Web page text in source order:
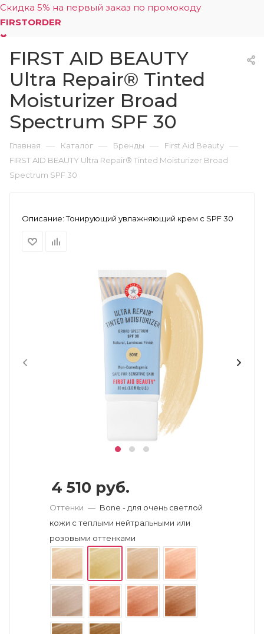
Скидка 5% на первый заказ по промокоду
FIRSTORDER
0
FIRST AID BEAUTY
Ultra Repair® Tinted
Moisturizer Broad
Spectrum SPF 30
Главная — Каталог — Бренды — First Aid Beauty —
FIRST AID BEAUTY Ultra Repair® Tinted Moisturizer Broad
Spectrum SPF 30
Описание:Тонирующий увлажняющий крем с SPF 30
4 510 руб.
Оттенки — Bone - для очень светлой
кожи с теплыми нейтральными или
розовыми оттенками